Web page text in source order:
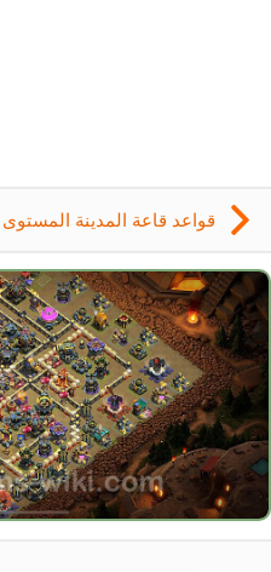
قواعد قاعة المدينة المستوى 17